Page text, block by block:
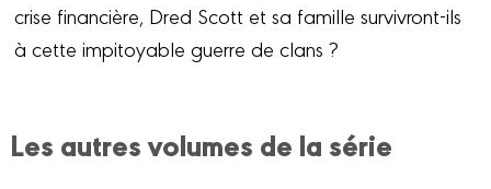
crise financière, Dred Scott et sa famille survivront-ils
à cette impitoyable guerre de clans ?
Les autres volumes de la série